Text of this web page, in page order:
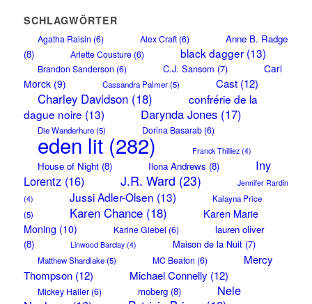
SCHLAGWÖRTER
Agatha Raisin (6) Alex Craft(6)
Anne B. Radge
(8)
Arlette Cousture(6) black dagger(13)
Brandon Sanderson (6) C.J. Sansom (7)
Carl
Morck(9) Cassandra Palmer(5) Cast(12)
Charley Davidson(18)
confrérie de la
dague noire (13) Darynda Jones(17)
Die Wanderhure(5) Dorina Basarab(6)
eden lit(282) Franck Thilliez(4)
House of Night(8) Ilona Andrews (8)
Iny
Lorentz(16) J.R. Ward (23)
Jennifer Rardin
(4)
Jussi Adler-Olsen (13)
Kalayna Price
(5)
Karen Chance(18)
Karen Marie
Moning (10) Karine Giebel (6)
lauren oliver
(8)
Linwood Barclay(4) Maison de la Nuit(7)
Matthew Shardlake(5) MC Beaton (6)
Mercy
Thompson(12) Michael Connelly (12)
Mickey Haller(6) moberg(8)
Nele